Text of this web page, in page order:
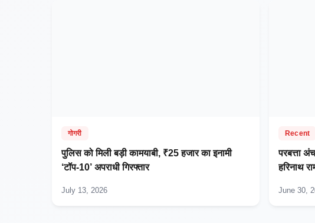
गोगरी
पुलिस को मिली बड़ी कामयाबी, ₹25 हजार का इनामी
‘टॉप-10’ अपराधी गिरफ्तार
July 13, 2026
Recent
परबत्ता
हरिनाथ
June 30,